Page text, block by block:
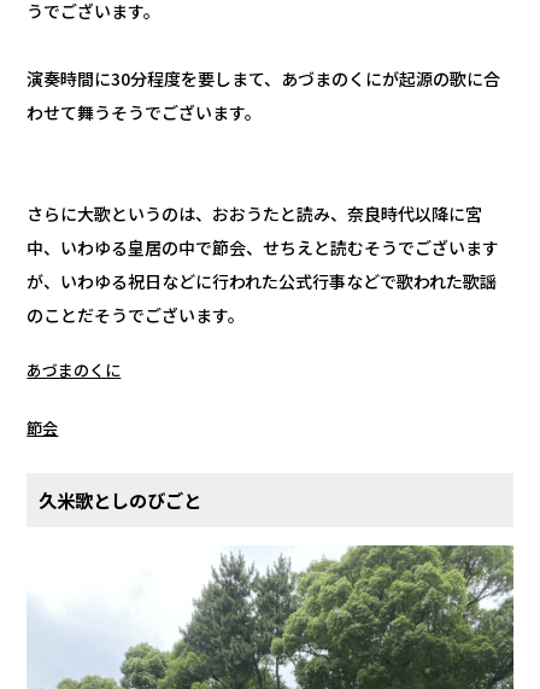
うでございます。
演奏時間に30分程度を要しまて、あづまのくにが起源の歌に合
わせて舞うそうでございます。
さらに大歌というのは、おおうたと読み、奈良時代以降に宮
中、いわゆる皇居の中で節会、せちえと読むそうでございます
が、いわゆる祝日などに行われた公式行事などで歌われた歌謡
のことだそうでございます。
あづまのくに
節会
久米歌としのびごと